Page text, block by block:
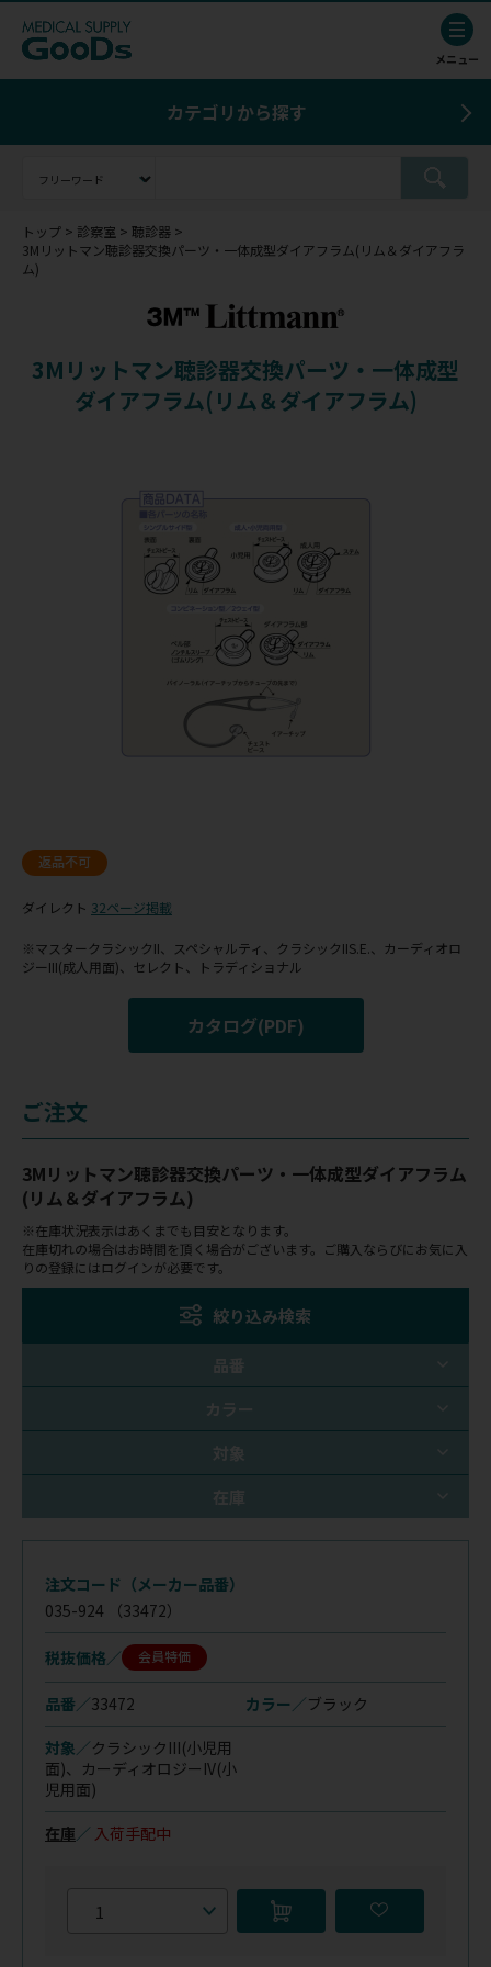
カテゴリから探す
トップ 診察室
聴診器
3Mリットマン聴診器交換パーツ・一体成型ダイアフラム(リム＆ダイアフラ
ム)
3Mリットマン聴診器交換パーツ・一体成型
ダイアフラム(リム＆ダイアフラム)
返品不可
ダイレクト 32ページ掲載
※マスタークラシックII、スペシャルティ、クラシックIIS.E.、カーディオロ
ジーIII(成人用面)、セレクト、トラディショナル
カタログ(PDF)
ご注文
3Mリットマン聴診器交換パーツ・一体成型ダイアフラム
(リム＆ダイアフラム)
※在庫状況表示はあくまでも目安となります。
在庫切れの場合はお時間を頂く場合がございます。ご購入ならびにお気に入
りの登録にはログインが必要です。
絞り込み検索
品番
カラー
対象
在庫
注文コード（メーカー品番）
035-924 （33472）
税抜価格 会員特価
品番／33472 カラー／ブラック
対象／クラシックIII(小児用
面)、 カーディオロジーIV(小
児用面)
在庫／ 入荷手配中